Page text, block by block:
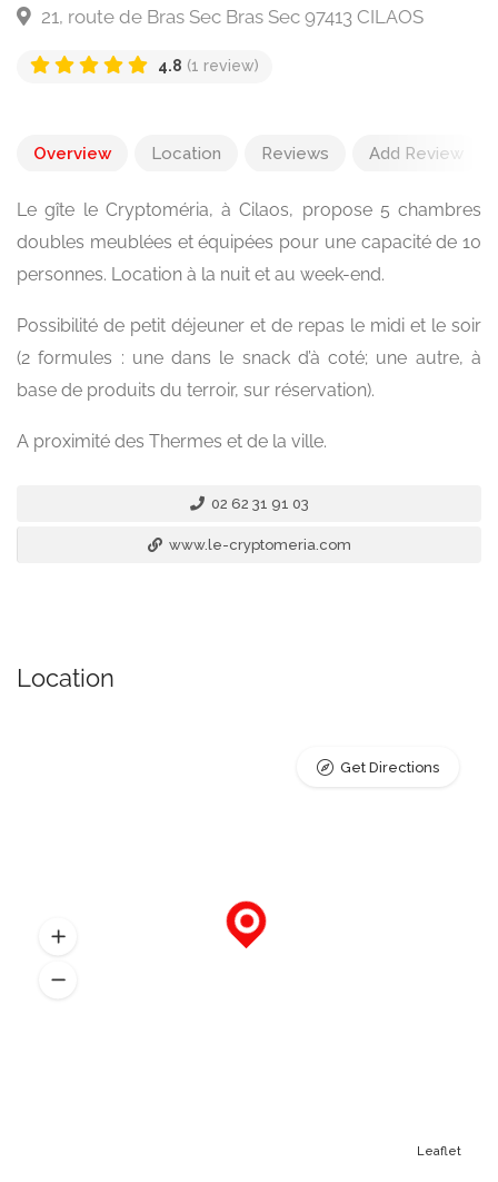
21, route de Bras Sec Bras Sec 97413 CILAOS
4.8 (1 review)
Overview Location Reviews Add Review
Le gîte le Cryptoméria, à Cilaos, propose 5 chambres
doubles meublées et équipées pour une capacité de 10
personnes. Location à la nuit et au week-end.
Possibilité de petit déjeuner et de repas le midi et le soir
(2 formules : une dans le snack d’à coté; une autre, à
base de produits du terroir, sur réservation).
A proximité des Thermes et de la ville.
02 62 31 91 03
www.le-cryptomeria.com
Location
Leaflet
Get Directions